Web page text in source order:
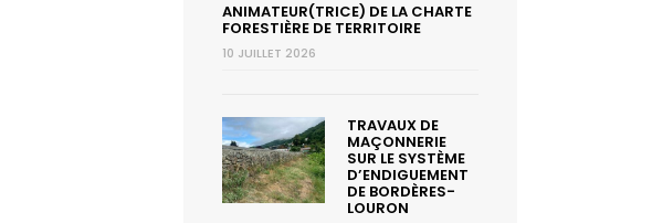
ANIMATEUR(TRICE) DE LA CHARTE
FORESTIÈRE DE TERRITOIRE
10 JUILLET 2026
TRAVAUX DE
MAÇONNERIE
SUR LE SYSTÈME
D’ENDIGUEMENT
DE BORDÈRES-
LOURON